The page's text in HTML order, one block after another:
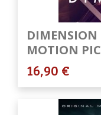
MOTION
16,90 €